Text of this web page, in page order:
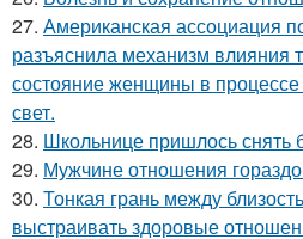
27. Американская ассоциация
разъяснила механизм влияния
состояние женщины в
свет.
28. Школьнице пришлось снять
29. Мужчине отношения
30. Тонкая грань между
выстраивать здоровые